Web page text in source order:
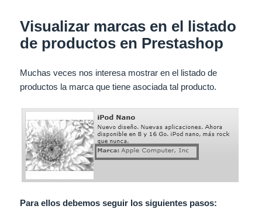
Visualizar marcas en el listado
de productos en Prestashop
Muchas veces nos interesa mostrar en el listado de
productos la marca que tiene asociada tal producto.
Para ellos debemos seguir los siguientes pasos: